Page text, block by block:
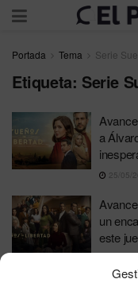
Portada Tema Serie
Etiqueta: Serie
a
25/05/
un
este